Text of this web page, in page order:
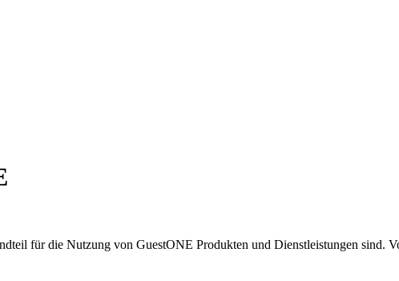
für die Nutzung von GuestONE Produkten und Dienstleistungen sind.